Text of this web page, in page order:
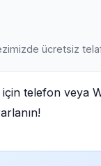
ücretsiz
telefon veya